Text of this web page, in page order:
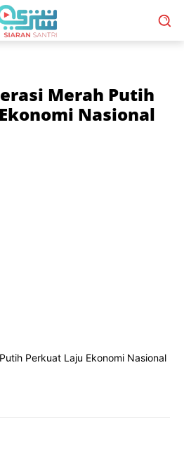
Merah Putih
Nasional
Perkuat Laju Ekonomi Nasional